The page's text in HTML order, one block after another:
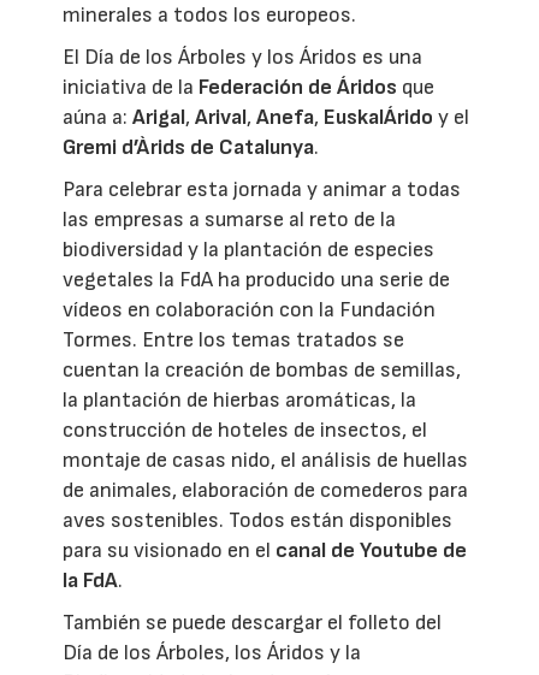
minerales a todos los europeos.
El Día de los Árboles y los Áridos es una
iniciativa de la Federación de Áridos que
aúna a:Arigal,Arival,Anefa, EuskalÁridoy el
Gremi d’Àrids de Catalunya.
Para celebrar esta jornada y animar a todas
las empresas a sumarse al reto de la
biodiversidad y la plantación de especies
vegetales la FdA ha producido una serie de
vídeos en colaboración con la Fundación
Tormes. Entre los temas tratados se
cuentan la creación de bombas de semillas,
la plantación de hierbas aromáticas, la
construcción de hoteles de insectos, el
montaje de casas nido, el análisis de huellas
de animales, elaboración de comederos para
aves sostenibles. Todos están disponibles
para su visionado en el canal de Youtube de
la FdA.
También se puede descargar el folleto del
Día de los Árboles, los Áridos y la